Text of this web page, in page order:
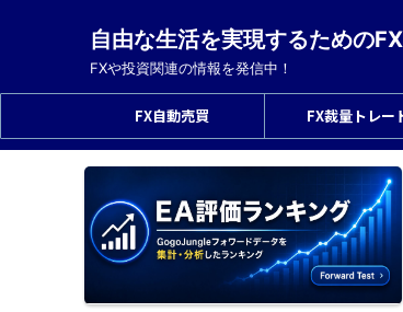
自由な生活を実現するための
FXや投資関連の情報を発信中！
FX自動売買 FX裁量トレー